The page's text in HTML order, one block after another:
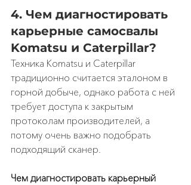
4. Чем диагностировать
карьерные самосвалы
Komatsu и Caterpillar?
Техника Komatsu и Caterpillar
традиционно считается эталоном в
горной добыче, однако работа с ней
требует доступа к закрытым
протоколам производителей, а
потому очень важно подобрать
подходящий сканер.
Чем диагностировать карьерный